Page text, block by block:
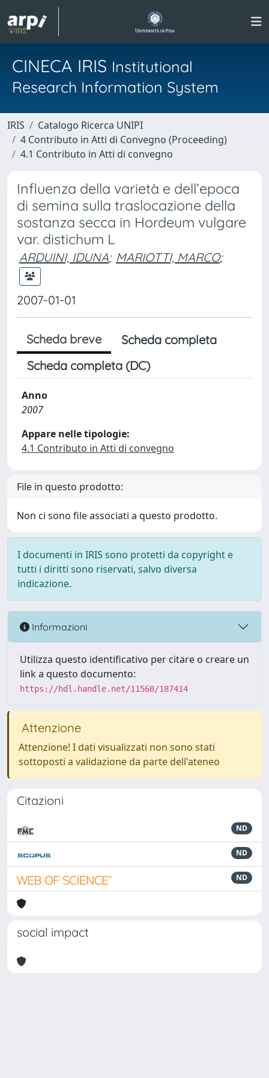
CINECA IRIS Institutional
Research Information System
IRIS
Catalogo Ricerca UNIPI
4 Contributo in Atti di Convegno (Proceeding)
4.1 Contributo in Atti di convegno
Influenza della varietà e dell’epoca
di semina sulla traslocazione della
sostanza secca in Hordeum vulgare
var. distichum L
ARDUINI, IDUNA; MARIOTTI, MARCO;
2007-01-01
Scheda breve
Scheda completa
Scheda completa (DC)
Anno
2007
Appare nelle tipologie:
4.1 Contributo in Atti di convegno
File in questo prodotto:
Non ci sono file associati a questo prodotto.
I documenti in IRIS sono protetti da copyright e
tutti i diritti sono riservati, salvo diversa
indicazione.
Informazioni
Utilizza questo identificativo per citare o creare un
link a questo documento:
https://hdl.handle.net/11568/187414
Attenzione
Attenzione! I dati visualizzati non sono stati
sottoposti a validazione da parte dell'ateneo
Citazioni
ND
ND
ND
social impact